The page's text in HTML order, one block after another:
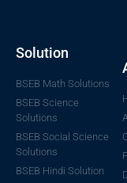
Solution
BSEB Math Solutions
BSEB Science
Solutions
BSEB Social Science
Solutions
BSEB Hindi Solution